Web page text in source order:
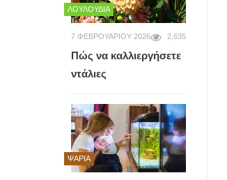
ΛΟΥΛΟΎΔΙΑ
7 ΦΕΒΡΟΥΑΡΊΟΥ 2026 2,635
Πώς να καλλιεργήσετε
ντάλιες
ΨΆΡΙΑ